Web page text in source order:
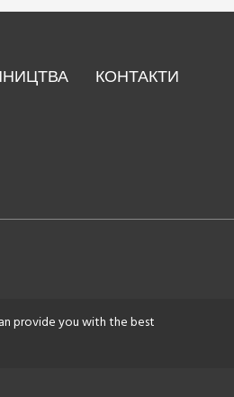
КОНТАКТИ
provide you with the best